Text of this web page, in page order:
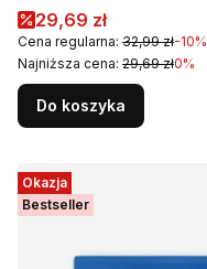
Cena promocyjna
29,69 zł
Cena regularna: 32,99 zł-10%
Najniższa cena: 29,69 zł0%
Do koszyka
Okazja
Bestseller